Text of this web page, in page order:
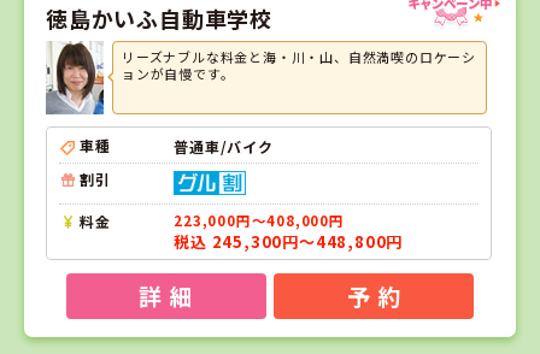
徳島かいふ自動車学校
リーズナブルな料金と海・川・山、自然満喫のロケーシ
ョンが自慢です。
車種
普通車/バイク
割引
料金 223,000円～408,000円
税込 245,300円～448,800円
詳 細 予 約